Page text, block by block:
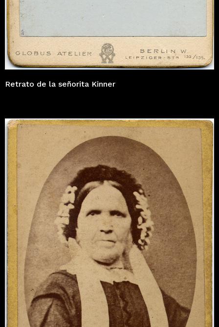
Retrato de la señorita Kinner